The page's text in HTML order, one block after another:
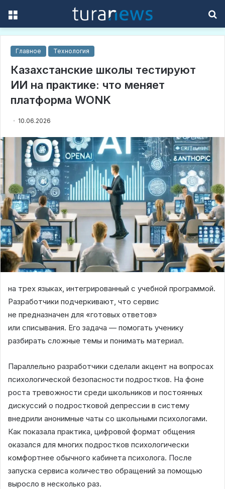
Главное Технология
Казахстанские школы тестируют
ИИ на практике: что меняет
платформа WONK
10.06.2026
на трех языках, интегрированный с учебной программой.
Разработчики подчеркивают, что сервис
не предназначен для «готовых ответов»
или списывания. Его задача — помогать ученику
разбирать сложные темы и понимать материал.
Параллельно разработчики сделали акцент на вопросах
психологической безопасности подростков. На фоне
роста тревожности среди школьников и постоянных
дискуссий о подростковой депрессии в систему
внедрили анонимные чаты со школьными психологами.
Как показала практика, цифровой формат общения
оказался для многих подростков психологически
комфортнее обычного кабинета психолога. После
запуска сервиса количество обращений за помощью
выросло в несколько раз.